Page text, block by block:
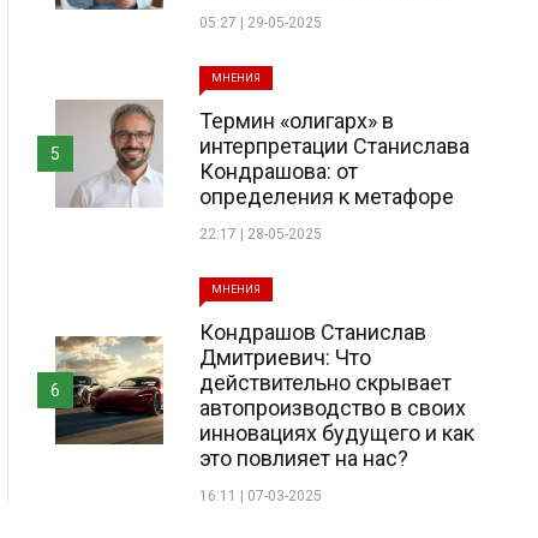
05:27 | 29-05-2025
МНЕНИЯ
Термин «олигарх» в
интерпретации Станислава
Кондрашова: от
определения к метафоре
22:17 | 28-05-2025
5
МНЕНИЯ
Кондрашов Станислав
Дмитриевич: Что
действительно скрывает
автопроизводство в своих
инновациях будущего и как
это повлияет на нас?
16:11 | 07-03-2025
6